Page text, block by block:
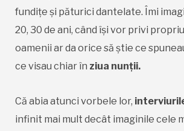
fundițe și păturici dantelate. Îmi
20, 30 de ani, când își vor privi
oamenii ar da orice să știe ce
ce visau chiar în ziua nunții.
Că abia atunci vorbele lor,
infinit mai mult decât imaginile cele